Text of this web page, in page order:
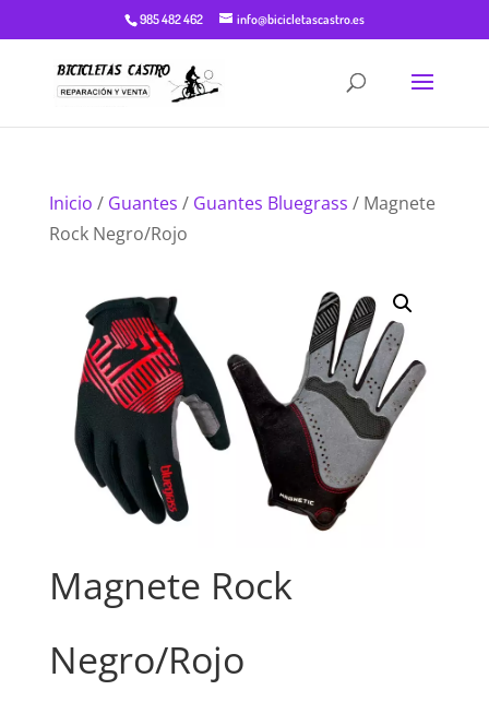
985 482 462 info@bicicletascastro.es
Inicio / Guantes / Guantes Bluegrass / Magnete
Rock Negro/Rojo
Magnete Rock
Negro/Rojo